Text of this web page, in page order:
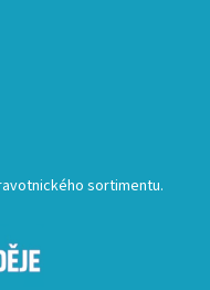
sortimentu.